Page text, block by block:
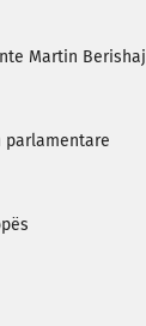
Martin Berishaj
parlamentare